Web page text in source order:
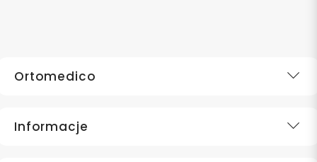
Ortomedico
Informacje